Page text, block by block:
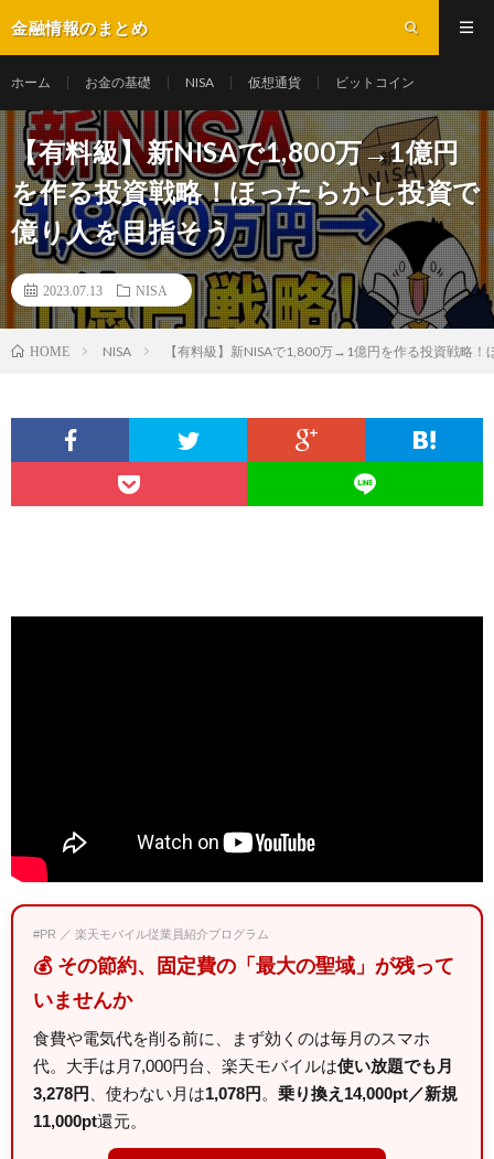
金融情報のまとめ
ホーム お金の基礎 NISA 仮想通貨 ビットコイン
【有料級】新NISAで1,800万→1億円
を作る投資戦略！ほったらかし投資で
億り人を目指そう
2023.07.13 NISA
HOME NISA 【有料級】新NISAで1,800万→1億円を作る投資戦略
#PR ／ 楽天モバイル従業員紹介プログラム
💰 その節約、固定費の「最大の聖域」が残って
いませんか
食費や電気代を削る前に、まず効くのは毎月のスマホ
代。大手は月7,000円台、楽天モバイルは使い放題でも月
3,278円
、使わない月は1,078円 。 乗り換え14,000pt／新規
11,000pt還元。